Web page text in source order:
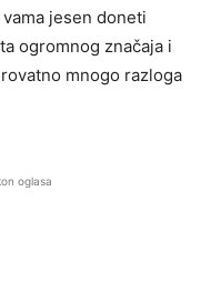
jesen doneti
ogromnog značaja i
mnogo razloga
oglasa